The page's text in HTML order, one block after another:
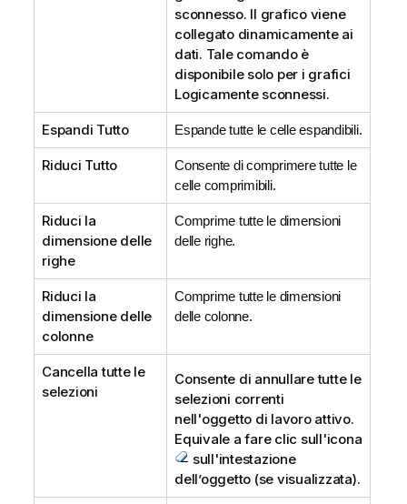
sconnesso. Il grafico viene
collegato dinamicamente ai
dati. Tale comando è
disponibile solo per i grafici
Logicamente sconnessi.
Espandi Tutto Espande tutte le celle espandibili.
Riduci Tutto
Consente di comprimere tutte le
celle comprimibili.
Riduci la
dimensione delle
righe
Comprime tutte le dimensioni
delle righe.
Riduci la
dimensione delle
colonne
Comprime tutte le dimensioni
delle colonne.
Cancella tutte le
selezioni
Consente di annullare tutte le
selezioni correnti
nell'oggetto di lavoro attivo.
Equivale a fare clic sull'icona
sull'intestazione
dell’oggetto (se visualizzata).